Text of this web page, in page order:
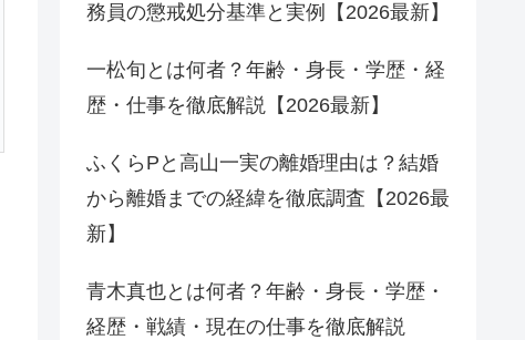
務員の懲戒処分基準と実例【2026最新】
一松旬とは何者？年齢・身長・学歴・経
歴・仕事を徹底解説【2026最新】
ふくらPと高山一実の離婚理由は？結婚
から離婚までの経緯を徹底調査【2026最
新】
青木真也とは何者？年齢・身長・学歴・
経歴・戦績・現在の仕事を徹底解説